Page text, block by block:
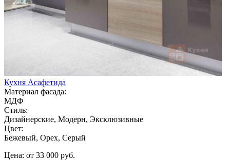
Кухня Асафетида
Материал фасада:
МДФ
Стиль:
Дизайнерские, Модерн, Эксклюзивные
Цвет:
Бежевый, Орех, Серый
Цена: от 33 000 руб.